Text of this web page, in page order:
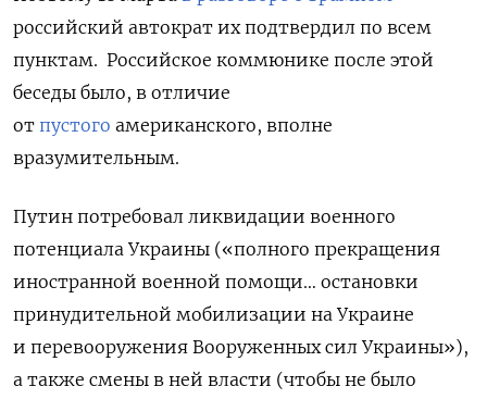
российский автократ их подтвердил по всем
пунктам. Российское коммюнике после этой
беседы было, в отличие
от пустого американского, вполне
вразумительным.
Путин потребовал ликвидации военного
потенциала Украины («полного прекращения
иностранной военной помощи… остановки
принудительной мобилизации на Украине
и перевооружения Вооруженных сил Украины»),
а также смены в ней власти (чтобы не было